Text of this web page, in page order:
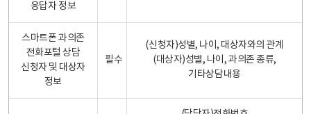
응답자 정보
스마트폰 과의존
전화포털 상담
신청자 및 대상자
정보
필수
(신청자)성별, 나이, 대상자와의 관계
(대상자)성별, 나이, 과의존 종류,
기타상담내용